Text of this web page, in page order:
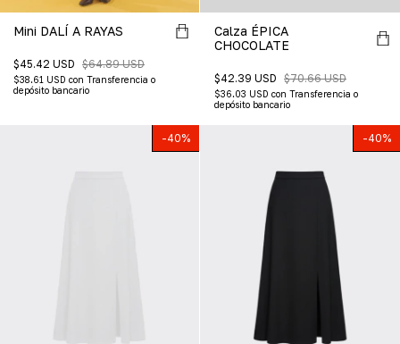
Mini DALÍ A RAYAS
$45.42 USD $64.89 USD
$38.61 USD con Transferencia o
depósito bancario
Calza ÉPICA
CHOCOLATE
$42.39 USD $70.66 USD
$36.03 USD con Transferencia o
depósito bancario
-40% -40%